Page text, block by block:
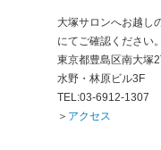
大塚サロンへお越し
にてご確認ください。
東京都豊島区南大塚
水野・林原ビル3F
TEL:03-6912-1307
＞ アクセス